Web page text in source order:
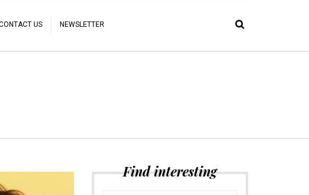
US NEWSLETTER
Find interesting